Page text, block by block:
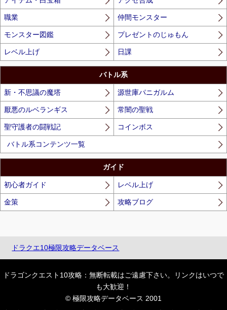
職業 仲間モンスター
モンスター図鑑 プレゼントのじゅもん
レベル上げ 日課
バトル系
新・不思議の魔塔 源世庫パニガルム
厭悪のルベランギス 常闇の聖戦
聖守護者の闘戦記 コインボス
バトル系コンテンツ一覧
ガイド
初心者ガイド レベル上げ
金策 攻略ブログ
ドラクエ10極限攻略データベース
ドラゴンクエスト10攻略：無断転載はご遠慮下さい。リンクはいつで
も大歓迎！
© 極限攻略データベース 2001